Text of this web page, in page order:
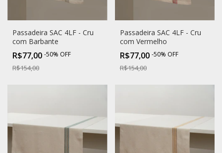
Passadeira SAC 4LF - Cru
com Barbante
R$77,00 -50% OFF
R$154,00
Passadeira SAC 4LF - Cru
com Vermelho
R$77,00 -50% OFF
R$154,00